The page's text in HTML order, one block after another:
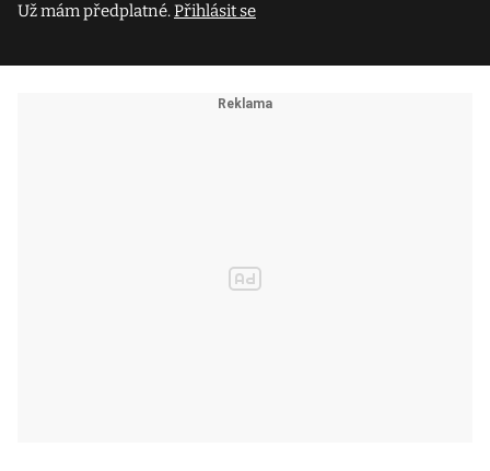
Už mám předplatné.Přihlásit se